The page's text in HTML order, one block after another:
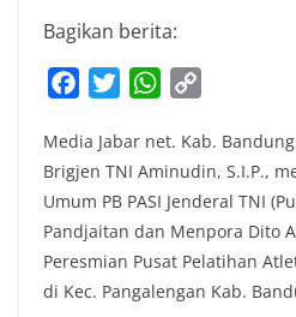
Bagikan berita:
c
e
b
o
o
k
i
t
t
e
r
W
a
t
s
A
p
p
p
y
L
i
n
k
Media Jabar net. Kab.
Brigjen TNI Aminudin, S.I.P.,
Umum PB PASI Jenderal TNI
Pandjaitan dan Menpora Dito
Peresmian Pusat Pelatihan
di Kec. Pangalengan Kab.